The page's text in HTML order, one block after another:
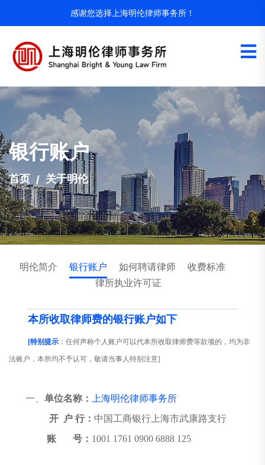
感谢您选择上海明伦律师事务所！
银行账户
首页 关于明伦
明伦简介 银行账户 如何聘请律师
收费标准
律所执业许可证
本所收取律师费的银行账户如下
[特别提示 ：任何声称个人账户可以代本所收取律师费等款项的，均为非
法账户，本所均不予认可，敬请当事人特别注意]
一、 单位名称：
上海明伦律师事务所
开 户 行： 中国工商银行上海市武康路支行
账 号： 1001 1761 0900 6888 125